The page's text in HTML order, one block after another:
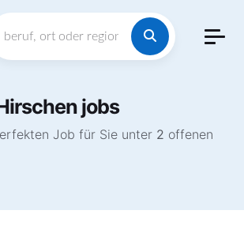
jobs
Job für Sie unter 2 offenen